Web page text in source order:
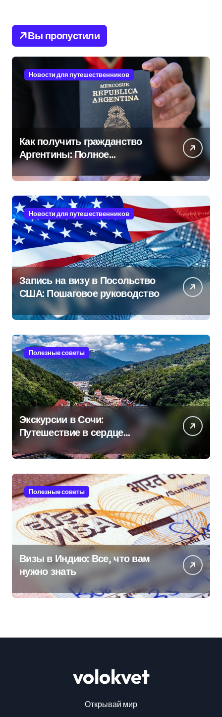
Вы пропустили
Новости для путешественников
Как получить гражданство
Аргентины: Полное
руководство
Новости для путешественников
Запись на визу в Посольство
США: Пошаговое руководство
Полезные советы
Экскурсии в Сочи:
Путешествие в сердце
Черноморского курорта
Полезные советы
Визы в Индию: Все, что вам
нужно знать
volokvet
Открывай мир